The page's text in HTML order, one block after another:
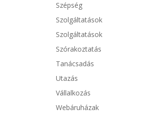
Szépség
Szolgáltatások
Szolgáltatások
Szórakoztatás
Tanácsadás
Utazás
Vállalkozás
Webáruházak